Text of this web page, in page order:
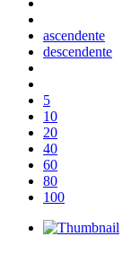
ascendente
descendente
5
10
20
40
60
80
100